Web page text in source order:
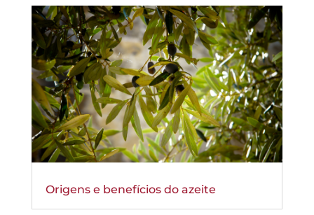
Origens e benefícios do azeite